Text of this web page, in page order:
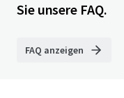
Sie unsere FAQ.
FAQ anzeigen